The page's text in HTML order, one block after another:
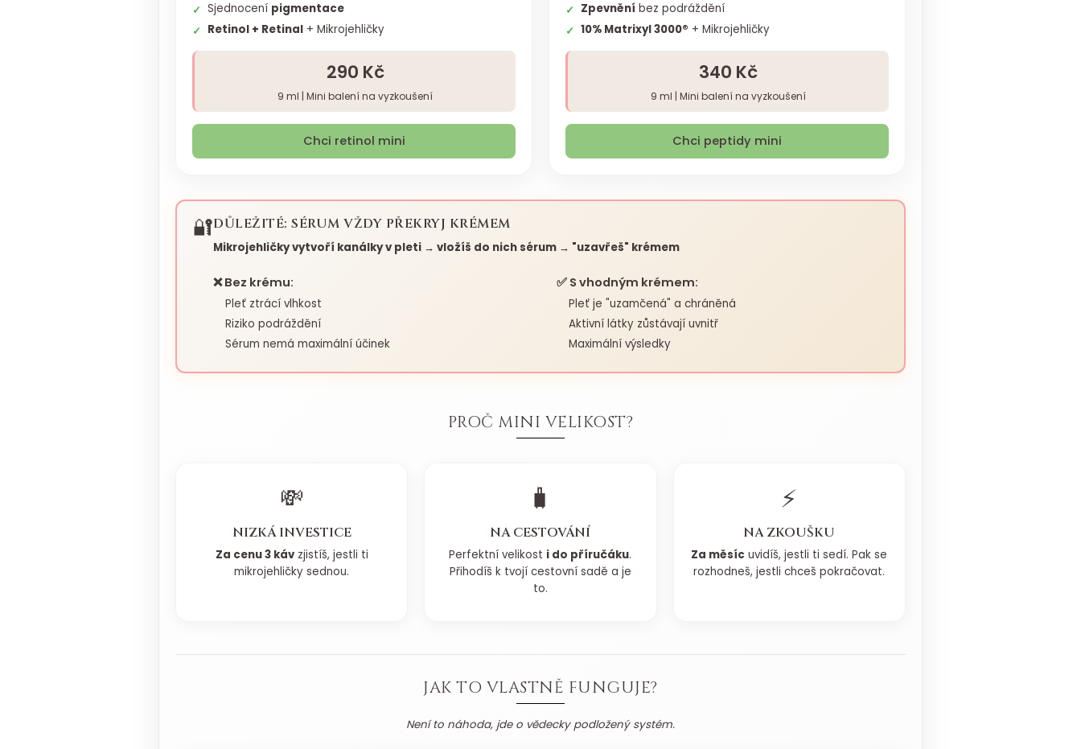
Sjednocení pigmentace
Retinol + Retinal + Mikrojehličky
290 Kč
9 ml | Mini balení na vyzkoušení
Chci retinol mini
Zpevnění bez podráždění
10% Matrixyl 3000® + Mikrojehličky
340 Kč
9 ml | Mini balení na vyzkoušení
Chci peptidy mini
🔐DŮLEŽITÉ: SÉRUM VŽDY PŘEKRYJ KRÉMEM
Mikrojehličky vytvoří kanálky v pleti → vložíš do nich sérum → "uzavřeš" krémem
❌ Bez krému:
Pleť ztrácí vlhkost
Riziko podráždění
Sérum nemá maximální účinek
✅ S vhodným krémem:
Pleť je "uzamčená" a chráněná
Aktivní látky zůstávají uvnitř
Maximální výsledky
PROČ MINI VELIKOST?
💸
NIZKÁ INVESTICE
Za cenu 3 kávzjistíš, jestli ti
mikrojehličky sednou.
🧳
NA CESTOVÁNÍ
Perfektní velikost i do příručáku.
Přihodíš k tvojí cestovní sadě a je
to.
⚡
NA ZKOUŠKU
Za měsíc uvidíš, jestli ti sedí. Pak se
rozhodneš, jestli chceš pokračovat.
JAK TO VLASTNĚ FUNGUJE?
Není to náhoda, jde o vědecky podložený systém.